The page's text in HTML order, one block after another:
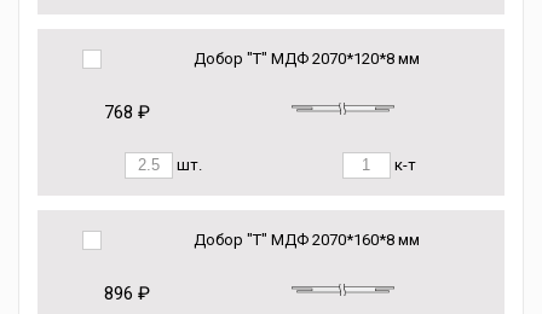
Добор "Т" МДФ 2070*120*8 мм
768 ₽
шт. к-т
Добор "Т" МДФ 2070*160*8 мм
896 ₽